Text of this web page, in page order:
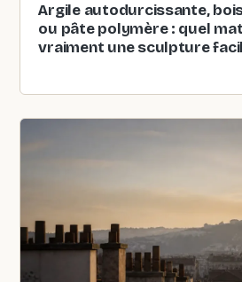
Argile autodurcissante,
ou pâte polymère : quel
vraiment une sculpture